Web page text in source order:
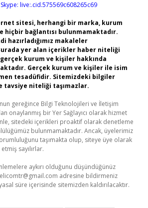
Skype: live:.cid.575569c608265c69
sitesi, herhangi bir marka, kurum
hiçbir bağlantısı bulunmamaktadır.
hazırladığımız makaleler
yer alan içerikler haber niteliği
kurum ve kişiler hakkında
Gerçek kurum ve kişiler ile isim
tesadüfidir. Sitemizdeki bilgiler
tavsiye niteliği taşımazlar.
gereğince Bilgi Teknolojileri ve İletişim
onaylanmış bir Yer Sağlayıcı olarak hizmet
sitedeki içerikleri proaktif olarak denetleme
bulunmamaktadır. Ancak, üyelerimiz
taşımakta olup, siteye üye olarak
sayılırlar.
aykırı olduğunu düşündüğünüz
adresine bildirmeniz
süre içerisinde sitemizden kaldırılacaktır.